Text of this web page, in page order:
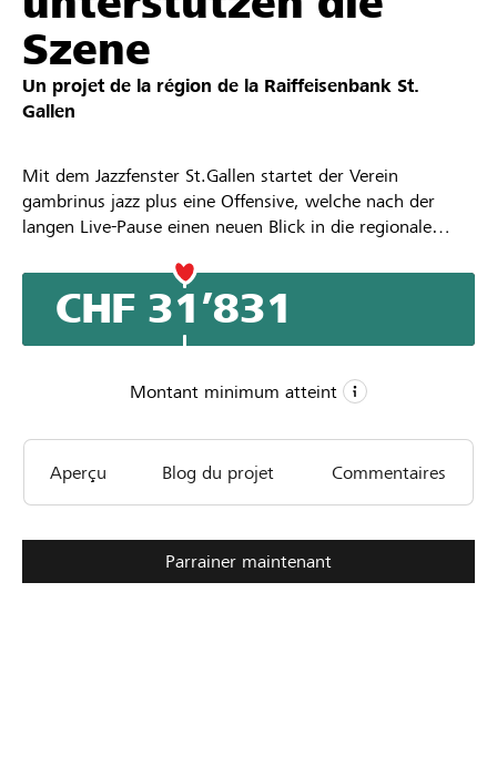
Szene
Un projet de la région de la Raiffeisenbank St.
Gallen
Mit dem Jazzfenster St.Gallen startet der Verein
gambrinus jazz plus eine Offensive, welche nach der
langen Live-Pause einen neuen Blick in die regionale
Öffentlichkeit und damit zu neuem Publikum verhelfen
soll: Ende Mai 2021 werden acht Auftritte von St.Galler
Formationen mit Video und Audio professionell
Sendungen geschnitten, die ab 22. August u.a. im
Ostschweizer Fernsehen tvo gezeigt werden.
CHF 31’831
Montant minimum atteint
CHF 11’000
Montant minimum
CHF 30’000
Aperçu Blog du projet Commentaires
Parrainer maintenant